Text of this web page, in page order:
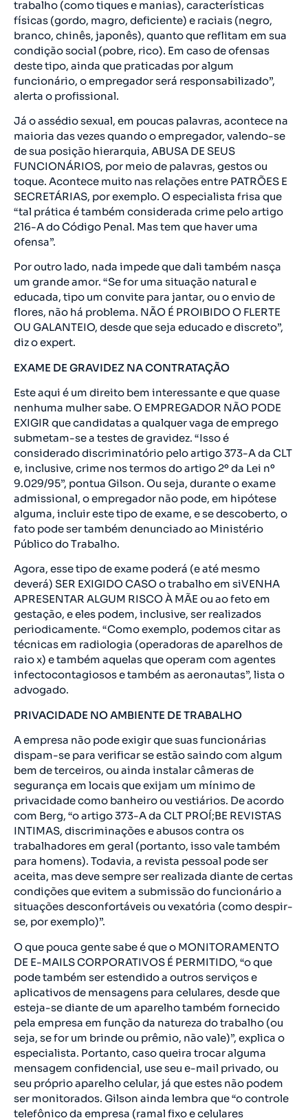
trabalho (como tiques e manias), características
físicas (gordo, magro, deficiente) e raciais (negro,
branco, chinês, japonês), quanto que reflitam em sua
condição social (pobre, rico). Em caso de ofensas
deste tipo, ainda que praticadas por algum
funcionário, o empregador será responsabilizado”,
alerta o profissional.
Já o assédio sexual, em poucas palavras, acontece na
maioria das vezes quando o empregador, valendo-se
de sua posição hierarquia, ABUSA DE SEUS
FUNCIONÁRIOS, por meio de palavras, gestos ou
toque. Acontece muito nas relações entre PATRÕES E
SECRETÁRIAS, por exemplo. O especialista frisa que
“tal prática é também considerada crime pelo artigo
216-A do Código Penal. Mas tem que haver uma
ofensa”.
Por outro lado, nada impede que dali também nasça
um grande amor. “Se for uma situação natural e
educada, tipo um convite para jantar, ou o envio de
flores, não há problema. NÃO É PROIBIDO O FLERTE
OU GALANTEIO, desde que seja educado e discreto”,
diz o expert.
EXAME DE GRAVIDEZ NA CONTRATAÇÃO
Este aqui é um direito bem interessante e que quase
nenhuma mulher sabe. O EMPREGADOR NÃO PODE
EXIGIR que candidatas a qualquer vaga de emprego
submetam-se a testes de gravidez. “Isso é
considerado discriminatório pelo artigo 373-A da CLT
e, inclusive, crime nos termos do artigo 2º da Lei nº
9.029/95”, pontua Gilson. Ou seja, durante o exame
admissional, o empregador não pode, em hipótese
alguma, incluir este tipo de exame, e se descoberto, o
fato pode ser também denunciado ao Ministério
Público do Trabalho.
Agora, esse tipo de exame poderá (e até mesmo
deverá) SER EXIGIDO CASO o trabalho em siVENHA
APRESENTAR ALGUM RISCO À MÃE ou ao feto em
gestação, e eles podem, inclusive, ser realizados
periodicamente. “Como exemplo, podemos citar as
técnicas em radiologia (operadoras de aparelhos de
raio x) e também aquelas que operam com agentes
infectocontagiosos e também as aeronautas”, lista o
advogado.
PRIVACIDADE NO AMBIENTE DE TRABALHO
A empresa não pode exigir que suas funcionárias
dispam-se para verificar se estão saindo com algum
bem de terceiros, ou ainda instalar câmeras de
segurança em locais que exijam um mínimo de
privacidade como banheiro ou vestiários. De acordo
com Berg, “o artigo 373-A da CLT PROÍ;BE REVISTAS
INTIMAS, discriminações e abusos contra os
trabalhadores em geral (portanto, isso vale também
para homens). Todavia, a revista pessoal pode ser
aceita, mas deve sempre ser realizada diante de certas
condições que evitem a submissão do funcionário a
situações desconfortáveis ou vexatória (como despir-
se, por exemplo)”.
O que pouca gente sabe é que o MONITORAMENTO
DE E-MAILS CORPORATIVOS É PERMITIDO, “o que
pode também ser estendido a outros serviços e
aplicativos de mensagens para celulares, desde que
esteja-se diante de um aparelho também fornecido
pela empresa em função da natureza do trabalho (ou
seja, se for um brinde ou prêmio, não vale)”, explica o
especialista. Portanto, caso queira trocar alguma
mensagem confidencial, use seu e-mail privado, ou
seu próprio aparelho celular, já que estes não podem
ser monitorados. Gilson ainda lembra que “o controle
telefônico da empresa (ramal fixo e celulares